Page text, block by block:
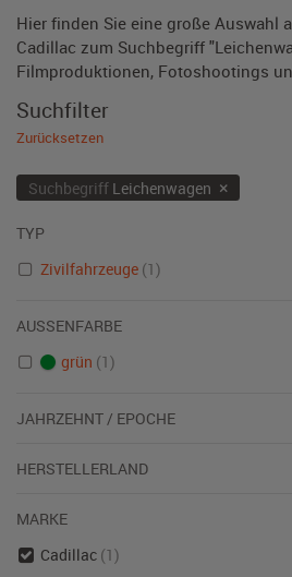
Hier finden Sie eine große Auswahl
Cadillac zum Suchbegriff
Filmproduktionen, Fotoshootings
Suchfilter
Zurücksetzen
SuchbegriffLeichenwagen ×
TYP
Zivilfahrzeuge (1)
AUSSENFARBE
grün (1)
JAHRZEHNT / EPOCHE
HERSTELLERLAND
MARKE
Cadillac (1)